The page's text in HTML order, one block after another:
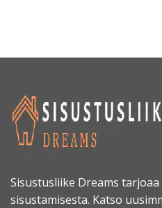
Sisustusliike Dreams
sisustamisesta. Katso